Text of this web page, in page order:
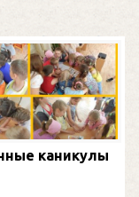
каникулы